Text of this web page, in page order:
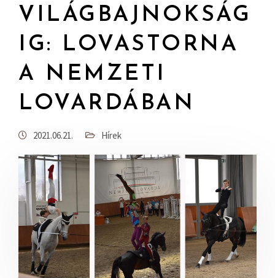
VILÁGBAJNOKSÁG
IG: LOVASTORNA
A NEMZETI
LOVARDÁBAN
2021.06.21. Hírek